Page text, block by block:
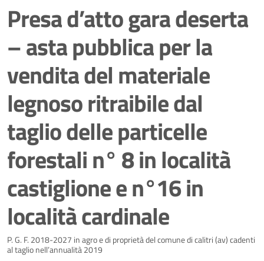
Presa d’atto gara deserta
– asta pubblica per la
vendita del materiale
legnoso ritraibile dal
taglio delle particelle
forestali n° 8 in località
castiglione e n°16 in
località cardinale
Dettagli della notizia
P. G. F. 2018-2027 in agro e di proprietà del comune di calitri (av) cadenti
al taglio nell’annualità 2019